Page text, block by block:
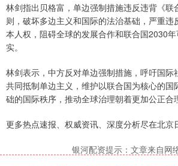
林剑指出贝格富，单边强制措施违反违背《联
则，破坏多边主义和国际的法治基础，严重违
本人权，阻碍全球的发展合作和联合国2030
实。
林剑表示，中方反对单边强制措施，呼吁国际
共同抵制单边主义，维护以联合国为核心的国
础的国际秩序，推动全球治理朝着更加公正合
更多热点速报、权威资讯、深度分析尽在北京
银河配资提示：文章来自网